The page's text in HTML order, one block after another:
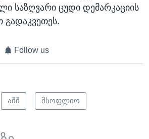
საზღვარი ცუდი დემარკაციის
გადაკვეთეს.
Follow us
აშშ მსოფლიო